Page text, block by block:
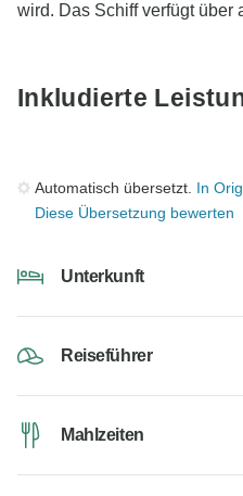
wird. Das Schiff verfügt über
Inkludierte
Automatisch übersetzt. In
Diese Übersetzung bewerten
Unterkunft
Reiseführer
Mahlzeiten